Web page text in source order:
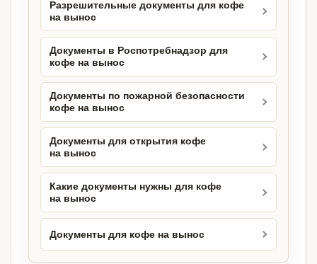
Разрешительные документы для кофе
на вынос
Документы в Роспотребнадзор для
кофе на вынос
Документы по пожарной безопасности
кофе на вынос
Документы для открытия кофе
на вынос
Какие документы нужны для кофе
на вынос
Документы для кофе на вынос